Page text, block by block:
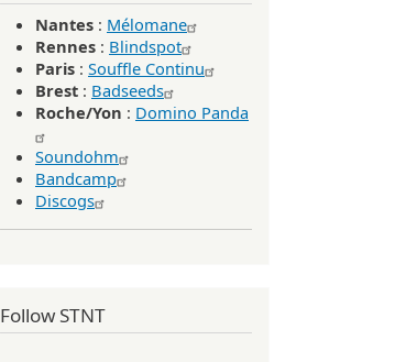
Nantes : Mélomane
Rennes : Blindspot
Paris : Souffle Continu
Brest : Badseeds
Roche/Yon : Domino Panda
Soundohm
Bandcamp
Discogs
Follow STNT